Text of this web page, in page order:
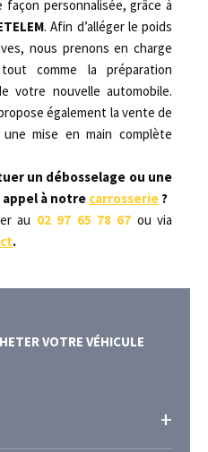
personnalisée, grâce à
. Afin d’alléger le poids
nous prenons en charge
comme la préparation
votre nouvelle automobile.
également la vente de
une mise en main complète
un débosselage ou une
à notre carrosserie?
au 02 97 65 78 67 ou via
.
VOTRE VÉHICULE
+
large choix de véhicules,